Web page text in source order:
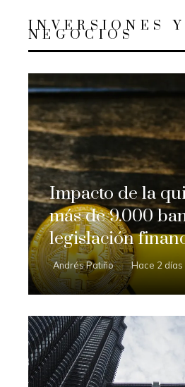
INVERSIONES Y
NEGOCIOS
Impacto de la
más de 9.000
legislación
Andrés Patiño Hace 2 días